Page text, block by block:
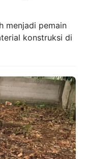
menjadi pemain
konstruksi di